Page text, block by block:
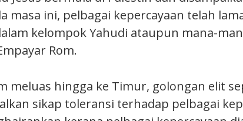
masa ini, pelbagai kepercayaan telah
kelompok Yahudi ataupun mana-
Rom.
meluas hingga ke Timur, golongan elit
sikap toleransi terhadap pelbagai